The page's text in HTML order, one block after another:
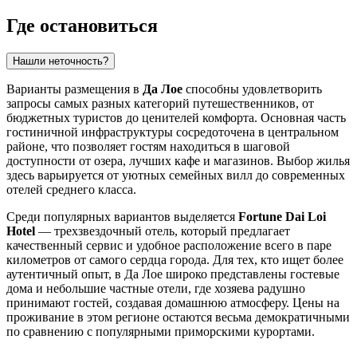
Где остановиться
Нашли неточность?
Варианты размещения в Да Лое способны удовлетворить
запросы самых разных категорий путешественников, от
бюджетных туристов до ценителей комфорта. Основная часть
гостиничной инфраструктуры сосредоточена в центральном
районе, что позволяет гостям находиться в шаговой
доступности от озера, лучших кафе и магазинов. Выбор жилья
здесь варьируется от уютных семейных вилл до современных
отелей среднего класса.
Среди популярных вариантов выделяется Fortune Dai Loi
Hotel — трехзвездочный отель, который предлагает
качественный сервис и удобное расположение всего в паре
километров от самого сердца города. Для тех, кто ищет более
аутентичный опыт, в Да Лое широко представлены гостевые
дома и небольшие частные отели, где хозяева радушно
принимают гостей, создавая домашнюю атмосферу. Цены на
проживание в этом регионе остаются весьма демократичными
по сравнению с популярными приморскими курортами.